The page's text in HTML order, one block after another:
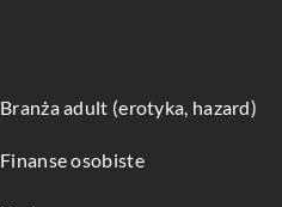
Branża adult (erotyka, hazard)
Finanse osobiste